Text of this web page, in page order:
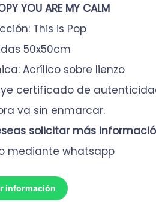
YOU ARE MY CALM
This is Pop
50x50cm
Acrílico sobre lienzo
certificado de
va sin enmarcar.
solicitar más
mediante whatsapp
información